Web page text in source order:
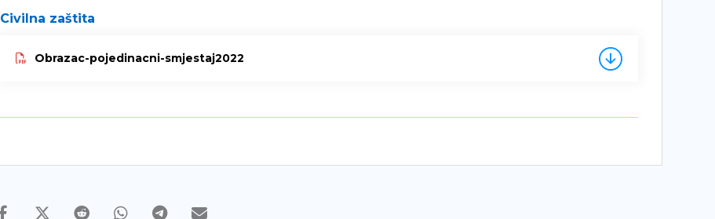
Civilna zaštita
Obrazac-pojedinacni-smjestaj2022